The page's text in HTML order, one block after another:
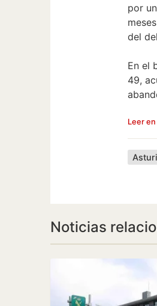
por
del
En el
49,
Leer en
Noticias